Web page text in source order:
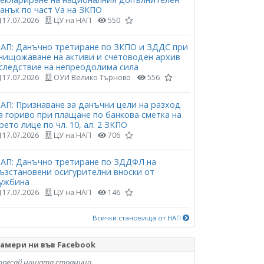
по част Vа на ЗКПО
17.07.2026 ЦУ на НАП 550
Данъчно третиране по ЗКПО и ЗДДС при
на активи и счетоводен архив
на непреодолима сила
17.07.2026 ОУИ Велико Търново 556
Признаване за данъчни цели на разход
гориво при плащане по банкова сметка на
лице по чл. 10, ал. 2 ЗКПО
17.07.2026 ЦУ на НАП 706
Данъчно третиране по ЗДДФЛ на
осигурителни вноски от
17.07.2026 ЦУ на НАП 146
Всички становища от НАП
ни във Facebook